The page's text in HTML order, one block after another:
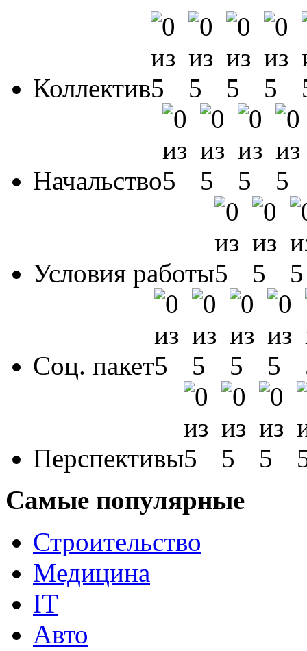
Коллектив
Начальство
Условия работы
Соц. пакет
Перспективы
Самые популярные
Строительство
Медицина
IT
Авто